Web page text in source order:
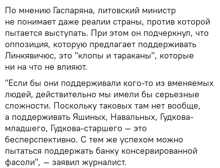
По мнению Гаспаряна, литовский министр
не понимает даже реалии страны, против которой
пытается выступать. При этом он подчеркнул, что
оппозиция, которую предлагает поддерживать
Линкявичюс, это "клопы и тараканы", которые
ни на что не влияют.
"Если бы они поддерживали кого-то из вменяемых
людей, действительно мы имели бы серьезные
сложности. Поскольку таковых там нет вообще,
а поддерживать Яшиных, Навальных, Гудкова-
младшего, Гудкова-старшего — это
бесперспективно. С тем же успехом можно
пытаться поддержать банку консервированной
фасоли", — заявил журналист.